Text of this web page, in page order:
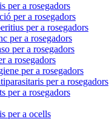
per a rosegadors
per a rosegadors
per a rosegadors
per a rosegadors
per a rosegadors
a rosegadors
per a rosegadors
per a rosegadors
per a rosegadors
per a ocells